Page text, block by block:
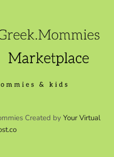
Created by Your Virtual